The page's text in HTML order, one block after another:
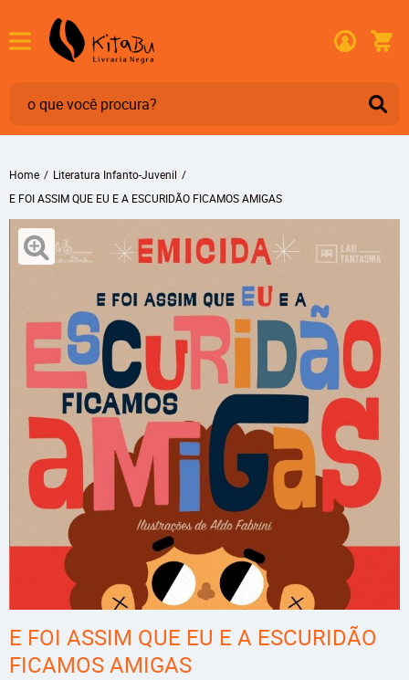
Home
Literatura Infanto-Juvenil
E FOI ASSIM QUE EU E A ESCURIDÃO FICAMOS AMIGAS
E FOI ASSIM QUE EU E A ESCURIDÃO
FICAMOS AMIGAS